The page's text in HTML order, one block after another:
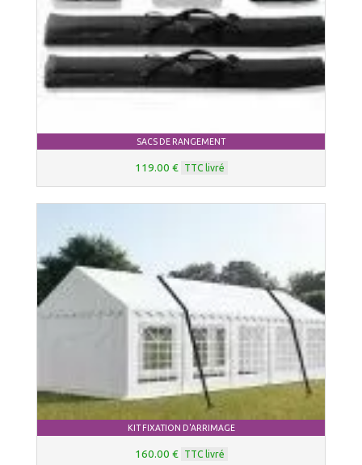
SACS DE RANGEMENT
119.00 € TTC livré
KIT FIXATION D'ARRIMAGE
160.00 € TTC livré